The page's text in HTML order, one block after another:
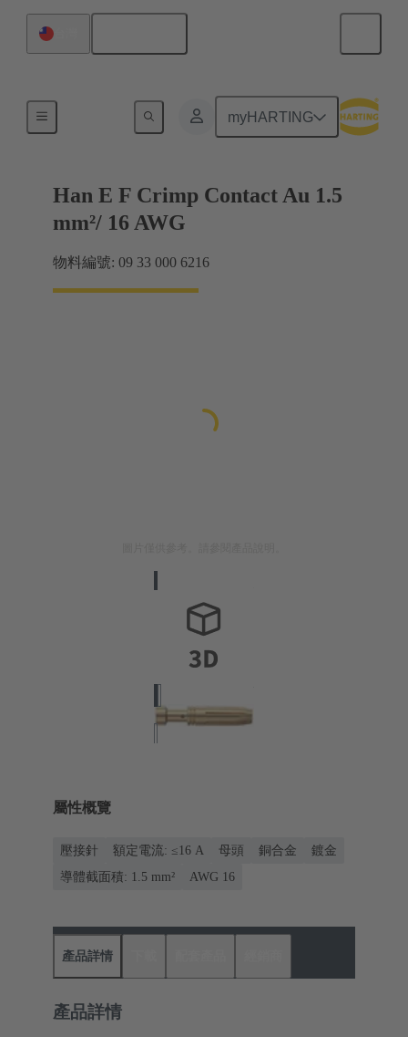
myHARTING
Han E F Crimp Contact Au 1.5
mm²/ 16 AWG
物料編號: 09 33 000 6216
屬性概覽
壓接針 額定電流: ≤16 A 母頭 銅合金
鍍金
導體截面積: 1.5 mm²
AWG 16
產品詳情
產品詳情